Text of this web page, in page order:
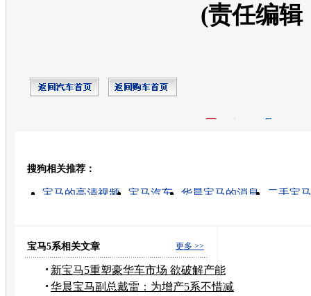
(责任编辑
搜狗相关推荐：
宝马的高清视频 宝马汽车 华晨宝马的消息
二手宝
更多 >>
宝马5系相关文章
新宝马5重塑豪华车市场 欲破解产能
困局
华晨宝马副总戴雷：为增产5系不惜减